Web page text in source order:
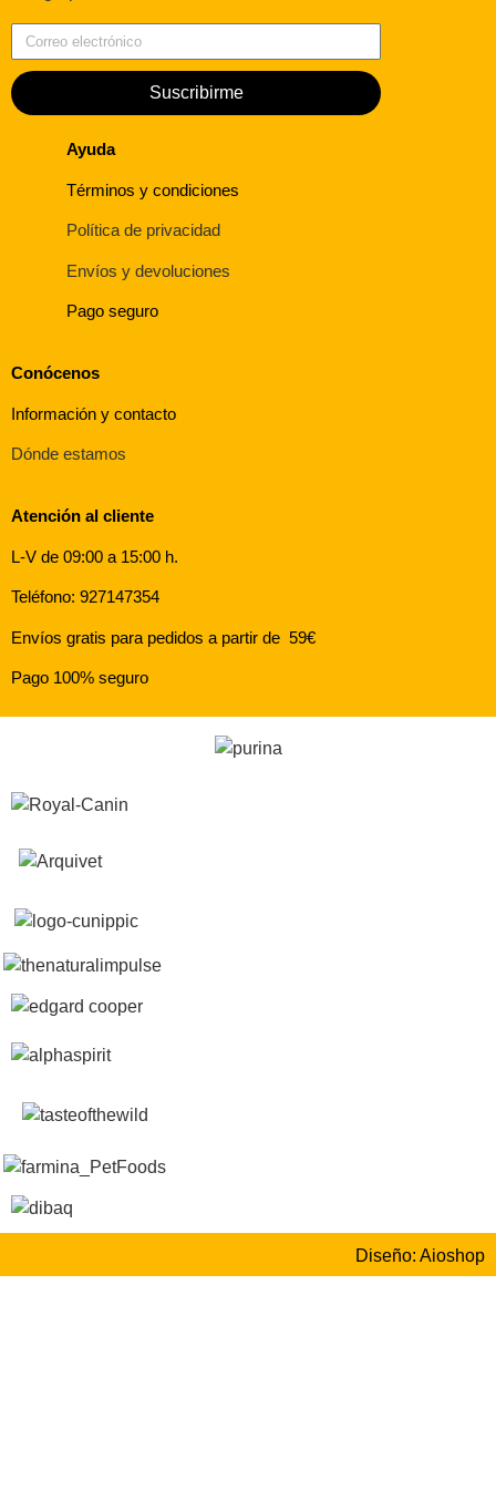
Suscribirme
Ayuda
Términos y condiciones
Política de privacidad
Envíos y devoluciones
Pago seguro
Conócenos
Información y contacto
Dónde estamos
Atención al cliente
L-V de 09:00 a 15:00 h.
Teléfono: 927147354
Envíos gratis para pedidos a partir de 59€
Pago 100% seguro
Diseño: Aioshop